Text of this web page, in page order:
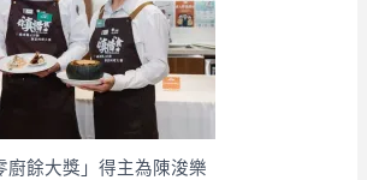
廚餘大獎」得主為陳浚樂